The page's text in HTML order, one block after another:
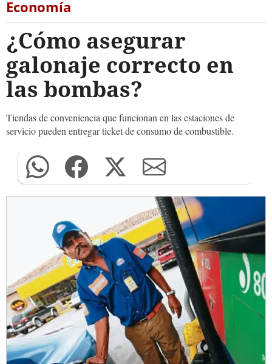
Economía
¿Cómo asegurar
galonaje correcto en
las bombas?
Tiendas de conveniencia que funcionan en las estaciones de
servicio pueden entregar ticket de consumo de combustible.